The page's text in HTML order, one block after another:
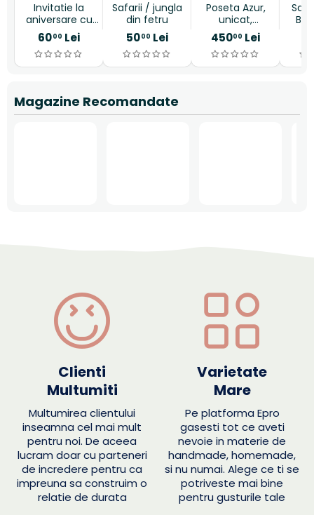
Invitatie la
aniversare cu
ursulet vesel
6000 Lei
Safarii / jungla
din fetru
5000 Lei
Poseta Azur,
unicat,
handmade
45000 Lei
Magazine Recomandate
Clienti
Multumiti
Multumirea clientului
inseamna cel mai mult
pentru noi. De aceea
lucram doar cu parteneri
de incredere pentru ca
impreuna sa construim o
relatie de durata
Varietate
Mare
Pe platforma Epro
gasesti tot ce aveti
nevoie in materie de
handmade, homemade,
si nu numai. Alege ce ti se
potriveste mai bine
pentru gusturile tale